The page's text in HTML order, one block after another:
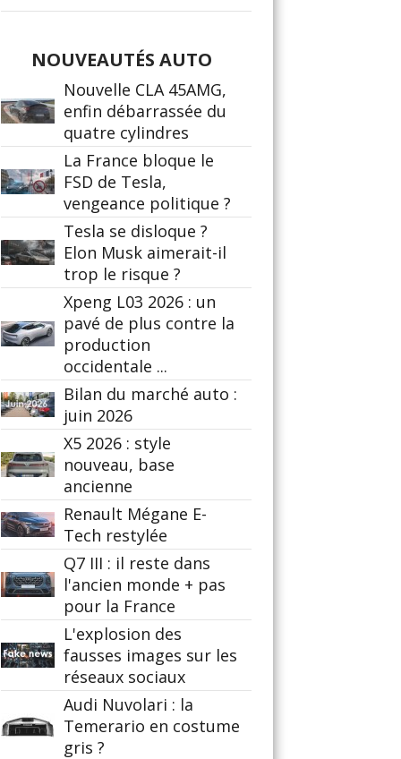
NOUVEAUTÉS AUTO
Nouvelle CLA 45AMG,
enfin débarrassée du
quatre cylindres
La France bloque le
FSD de Tesla,
vengeance politique ?
Tesla se disloque ?
Elon Musk aimerait-il
trop le risque ?
Xpeng L03 2026 : un
pavé de plus contre la
production
occidentale ...
Bilan du marché auto :
juin 2026
X5 2026 : style
nouveau, base
ancienne
Renault Mégane E-
Tech restylée
Q7 III : il reste dans
l'ancien monde + pas
pour la France
L'explosion des
fausses images sur les
réseaux sociaux
Audi Nuvolari : la
Temerario en costume
gris ?